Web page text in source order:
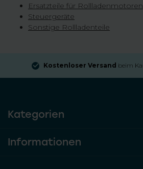
Ersatzteile für Rollladenmotoren
Steuergeräte
Sonstige Rollladenteile
Kostenloser Versand beim
Kategorien
Informationen